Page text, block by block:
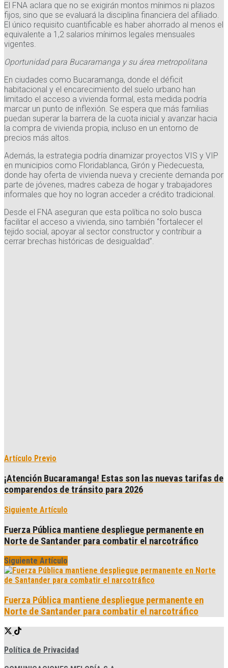
El FNA aclara que no se exigirán montos mínimos ni plazos
fijos, sino que se evaluará la disciplina financiera del afiliado.
El único requisito cuantificable es haber ahorrado al menos el
equivalente a 1,2 salarios mínimos legales mensuales
vigentes.
Oportunidad para Bucaramanga y su área metropolitana
En ciudades como Bucaramanga, donde el déficit
habitacional y el encarecimiento del suelo urbano han
limitado el acceso a vivienda formal, esta medida podría
marcar un punto de inflexión. Se espera que más familias
puedan superar la barrera de la cuota inicial y avanzar hacia
la compra de vivienda propia, incluso en un entorno de
precios más altos.
Además, la estrategia podría dinamizar proyectos VIS y VIP
en municipios como Floridablanca, Girón y Piedecuesta,
donde hay oferta de vivienda nueva y creciente demanda por
parte de jóvenes, madres cabeza de hogar y trabajadores
informales que hoy no logran acceder a crédito tradicional.
Desde el FNA aseguran que esta política no solo busca
facilitar el acceso a vivienda, sino también “fortalecer el
tejido social, apoyar al sector constructor y contribuir a
cerrar brechas históricas de desigualdad”.
Artículo Previo
¡Atención Bucaramanga! Estas son las nuevas tarifas de
comparendos de tránsito para 2026
Siguiente Artículo
Fuerza Pública mantiene despliegue permanente en
Norte de Santander para combatir el narcotráfico
Siguiente Artículo
Fuerza Pública mantiene despliegue permanente en
Norte de Santander para combatir el narcotráfico
Política de Privacidad